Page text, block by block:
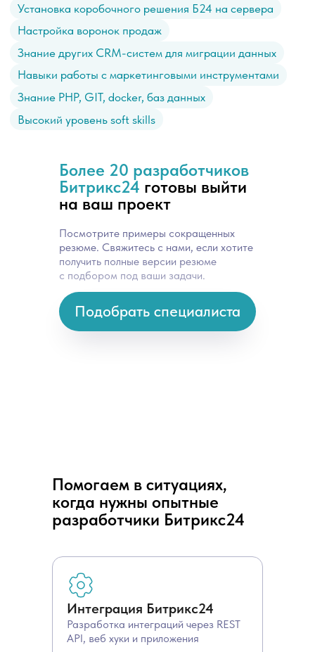
Более 20 разработчиков
Битрикс24 готовы выйти
на ваш проект
Посмотрите примеры сокращенных
резюме. Свяжитесь с нами, если хотите
получить полные версии резюме
с подбором под ваши задачи.
Помогаем в ситуациях,
когда нужны опытные
разработчики Битрикс24
Интеграция Битрикс24
Разработка интеграций через REST
API, веб хуки и приложения